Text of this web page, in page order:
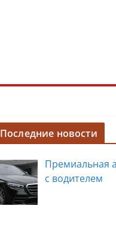
Последние новости
Премиальная
с водителем